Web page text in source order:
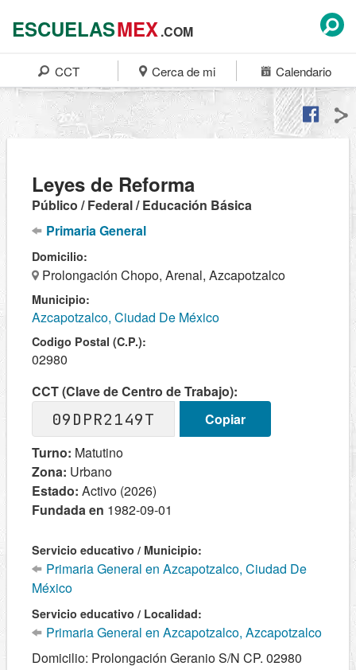
ESCUELASMEX.COM
CCT Cerca de mi Calendario
Leyes de Reforma
Público / Federal / Educación Básica
Primaria General
Domicilio:
Prolongación Chopo, Arenal, Azcapotzalco
Municipio:
Azcapotzalco, Ciudad De México
Codigo Postal (C.P.):
02980
CCT (Clave de Centro de Trabajo):
09DPR2149T
Copiar
Turno: Matutino
Zona: Urbano
Estado: Activo (2026)
Fundada en 1982-09-01
Servicio educativo / Municipio:
Primaria General en Azcapotzalco, Ciudad De
México
Servicio educativo / Localidad:
Primaria General en Azcapotzalco, Azcapotzalco
Domicilio: Prolongación Geranio S/N CP. 02980